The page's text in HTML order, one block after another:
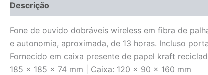
Descrição
Fone de ouvido dobráveis wireless em fibra de
e autonomia, aproximada, de 13 horas. Incluso
Fornecido em caixa presente de papel kraft
185 x 185 x 74 mm | Caixa: 120 x 90 x 160 mm